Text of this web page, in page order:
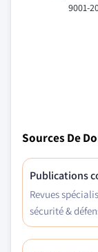
9001-
Sources De
Publications
Revues
sécurité &